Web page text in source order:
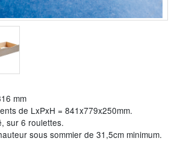
mm
de LxPxH = 841x779x250mm.
sur 6 roulettes.
sous sommier de 31,5cm minimum.